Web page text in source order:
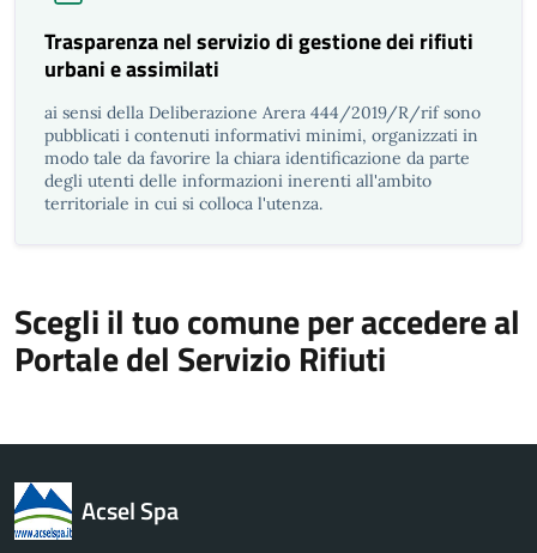
Trasparenza nel servizio di gestione dei rifiuti
urbani e assimilati
ai sensi della Deliberazione Arera 444/2019/R/rif sono
pubblicati i contenuti informativi minimi, organizzati in
modo tale da favorire la chiara identificazione da parte
degli utenti delle informazioni inerenti all'ambito
territoriale in cui si colloca l'utenza.
Scegli il tuo comune per accedere al
Portale del Servizio Rifiuti
Acsel Spa